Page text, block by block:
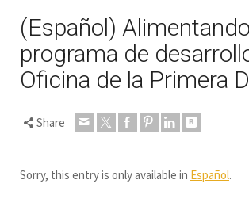
(Español)
programa de
Oficina de la Primera
Share
Sorry, this entry is only available in Español.